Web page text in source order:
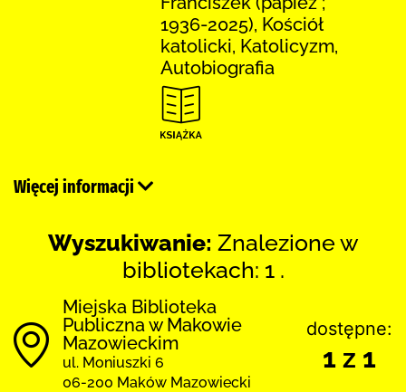
1936-2025), Kościół
katolicki, Katolicyzm,
Autobiografia
Więcej informacji
Wyszukiwanie: Znalezione w
bibliotekach: 1 .
Miejska Biblioteka
Publiczna w Makowie
Mazowieckim
ul. Moniuszki 6
06-200 Maków Mazowiecki
dostępne:
1 z 1